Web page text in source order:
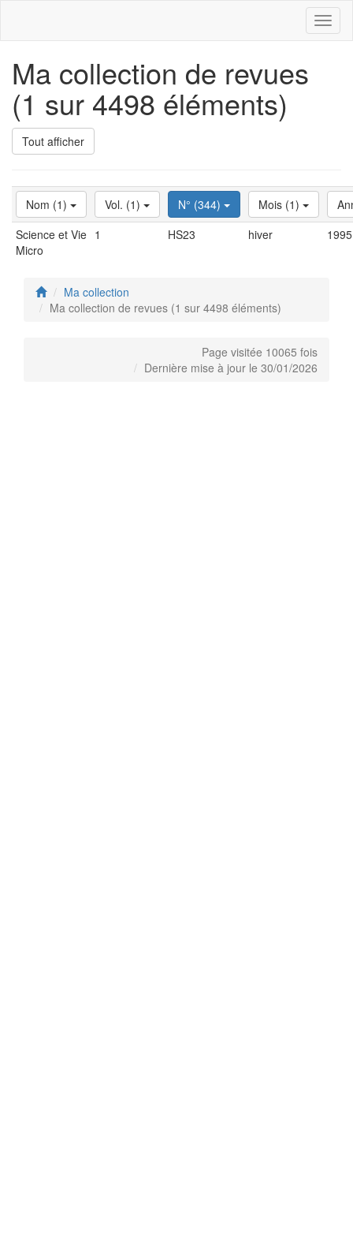
Ma collection de revues
(1 sur 4498 éléments)
Tout afficher
Nom (1) Vol. (1) N° (344) Mois (1)
Science et Vie
Micro
1 HS23 hiver 1995
Ma collection
Ma collection de revues (1 sur 4498 éléments)
Page visitée 10065 fois
Dernière mise à jour le 30/01/2026